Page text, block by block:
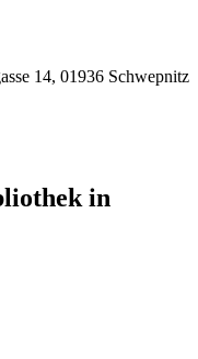
14, 01936 Schwepnitz
in